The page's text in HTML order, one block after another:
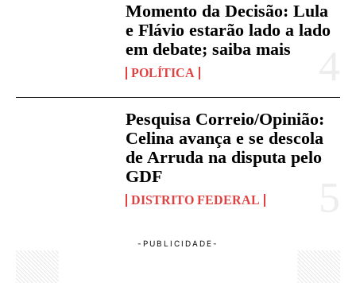
Momento da Decisão: Lula
e Flávio estarão lado a lado
em debate; saiba mais
POLÍTICA
Pesquisa Correio/Opinião:
Celina avança e se descola
de Arruda na disputa pelo
GDF
DISTRITO FEDERAL